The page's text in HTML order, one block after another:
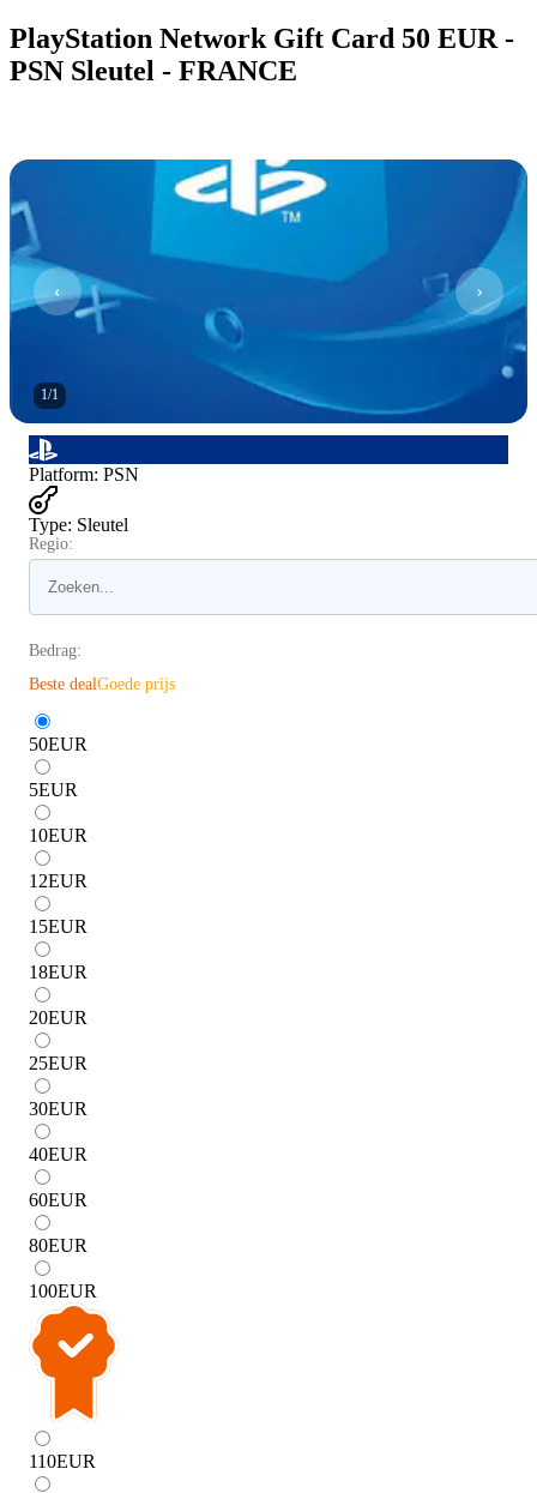
PlayStation Network Gift Card 50 EUR -
PSN Sleutel - FRANCE
1/1
Platform: PSN
Type: Sleutel
Regio:
Bedrag:
Beste dealGoede prijs
50EUR
5EUR
10EUR
12EUR
15EUR
18EUR
20EUR
25EUR
30EUR
40EUR
60EUR
80EUR
100EUR
110EUR